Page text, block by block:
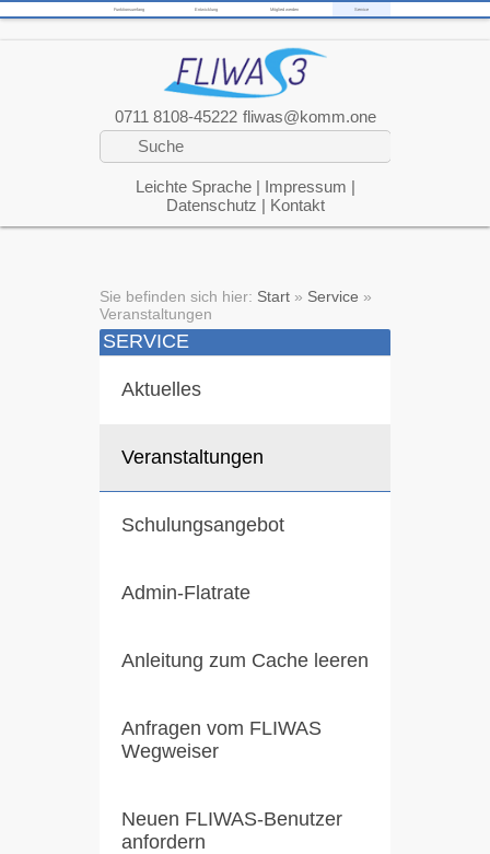
0711 8108-45222 fliwas@komm.one
Leichte Sprache| Impressum |
Datenschutz | Kontakt
Funktionsumfang Entwicklung Mitglied werden Service
Sie befinden sich hier: Start » Service »
Veranstaltungen
SERVICE
Aktuelles
Veranstaltungen
Schulungsangebot
Admin-Flatrate
Anleitung zum Cache leeren
Anfragen vom FLIWAS
Wegweiser
Neuen FLIWAS-Benutzer
anfordern